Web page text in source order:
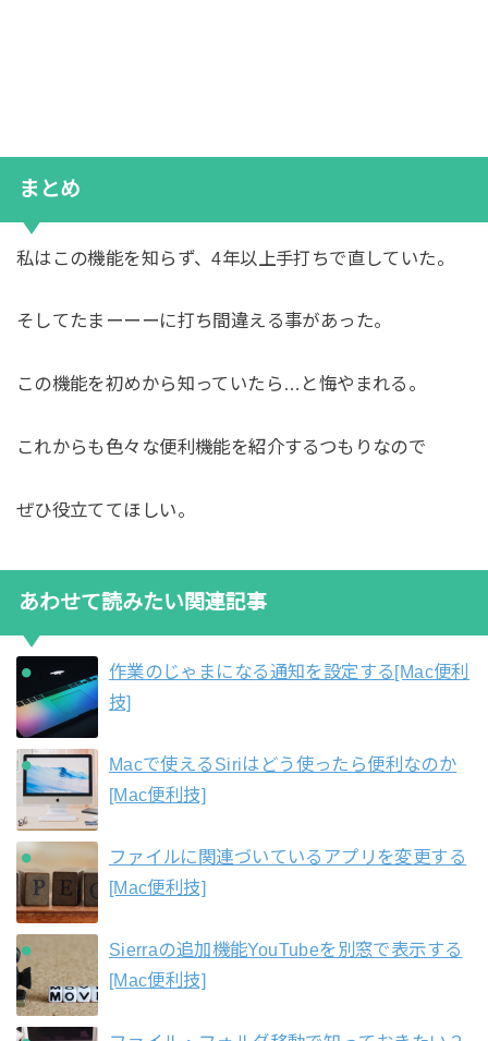
まとめ
私はこの機能を知らず、4年以上手打ちで直していた。
そしてたまーーーに打ち間違える事があった。
この機能を初めから知っていたら…と悔やまれる。
これからも色々な便利機能を紹介するつもりなので
ぜひ役立ててほしい。
あわせて読みたい関連記事
作業のじゃまになる通知を設定する[Mac便利
技]
Macで使えるSiriはどう使ったら便利なのか
[Mac便利技]
ファイルに関連づいているアプリを変更する
[Mac便利技]
Sierraの追加機能YouTubeを別窓で表示する
[Mac便利技]